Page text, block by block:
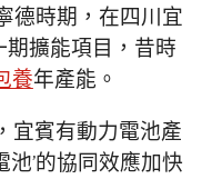
德時期，在四川宜
擴能項目，昔時
養年產能。
宜賓有動力電池產
池’的協同效應加快